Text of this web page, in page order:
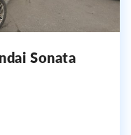
Sonata